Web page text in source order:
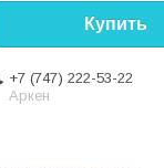
Купить
+7 (747) 222-53-22
Аркен